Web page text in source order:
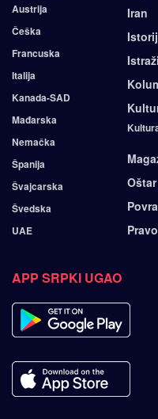
Austrija
Češka
Francuska
Italija
Kanada-SAD
Mađarska
Nemačka
Španija
Švajcarska
Švedska
UAE
Iran
APP SRPKI UGAO